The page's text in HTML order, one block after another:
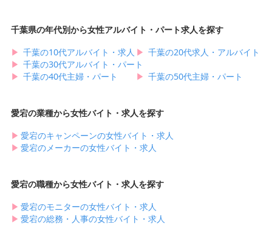
千葉県の年代別から女性アルバイト・パート求人を探す
▶︎ 千葉の10代アルバイト・求人 ▶︎ 千葉の20代求人・アルバイト
▶︎ 千葉の30代アルバイト・パート
▶︎ 千葉の40代主婦・パート ▶︎ 千葉の50代主婦・パート
愛宕の業種から女性バイト・求人を探す
▶︎ 愛宕のキャンペーンの女性バイト・求人
▶︎ 愛宕のメーカーの女性バイト・求人
愛宕の職種から女性バイト・求人を探す
▶︎ 愛宕のモニターの女性バイト・求人
▶︎ 愛宕の総務・人事の女性バイト・求人